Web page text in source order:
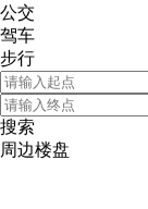
公交
驾车
步行
搜索
周边楼盘